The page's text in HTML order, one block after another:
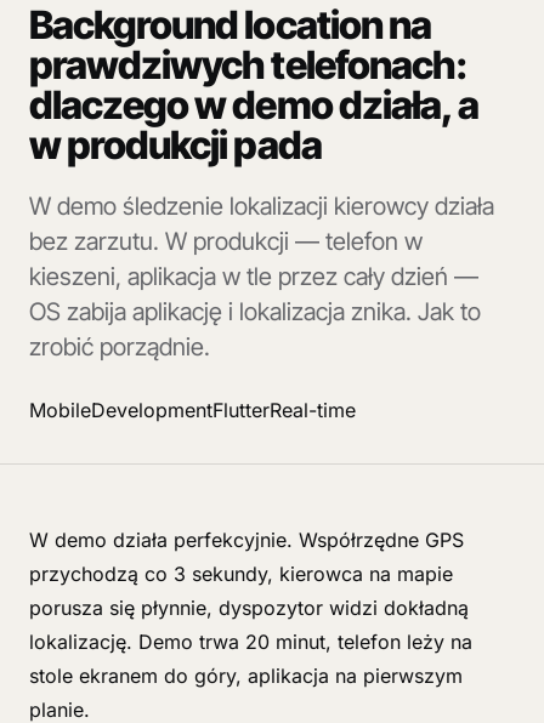
Background location na
prawdziwych telefonach:
dlaczego w demo działa, a
w produkcji pada
W demo śledzenie lokalizacji kierowcy działa
bez zarzutu. W produkcji — telefon w
kieszeni, aplikacja w tle przez cały dzień —
OS zabija aplikację i lokalizacja znika. Jak to
zrobić porządnie.
MobileDevelopmentFlutterReal-time
W demo działa perfekcyjnie. Współrzędne GPS
przychodzą co 3 sekundy, kierowca na mapie
porusza się płynnie, dyspozytor widzi dokładną
lokalizację. Demo trwa 20 minut, telefon leży na
stole ekranem do góry, aplikacja na pierwszym
planie.